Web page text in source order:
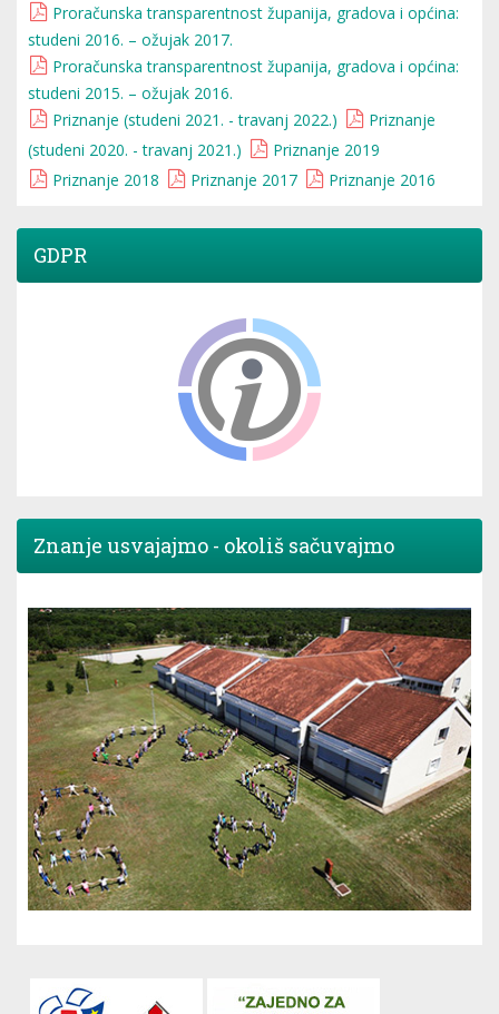
Proračunska transparentnost županija, gradova i općina:
studeni 2016. – ožujak 2017.
Proračunska transparentnost županija, gradova i općina:
studeni 2015. – ožujak 2016.
Priznanje (studeni 2021. - travanj 2022.)
Priznanje
(studeni 2020. - travanj 2021.)
Priznanje 2019
Priznanje 2018
Priznanje 2017 Priznanje 2016
GDPR
Znanje usvajajmo - okoliš sačuvajmo